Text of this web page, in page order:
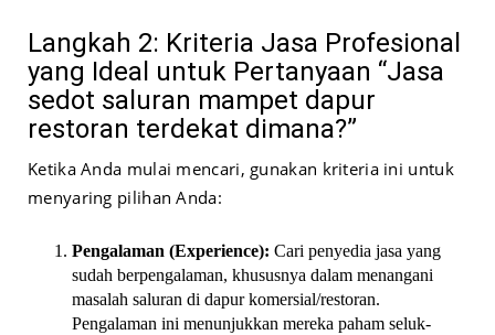
Langkah 2: Kriteria Jasa Profesional
yang Ideal untuk Pertanyaan “Jasa
sedot saluran mampet dapur
restoran terdekat dimana?”
Ketika Anda mulai mencari, gunakan kriteria ini untuk
menyaring pilihan Anda:
Pengalaman (Experience): Cari penyedia jasa yang
sudah berpengalaman, khususnya dalam menangani
masalah saluran di dapur komersial/restoran.
Pengalaman ini menunjukkan mereka paham seluk-